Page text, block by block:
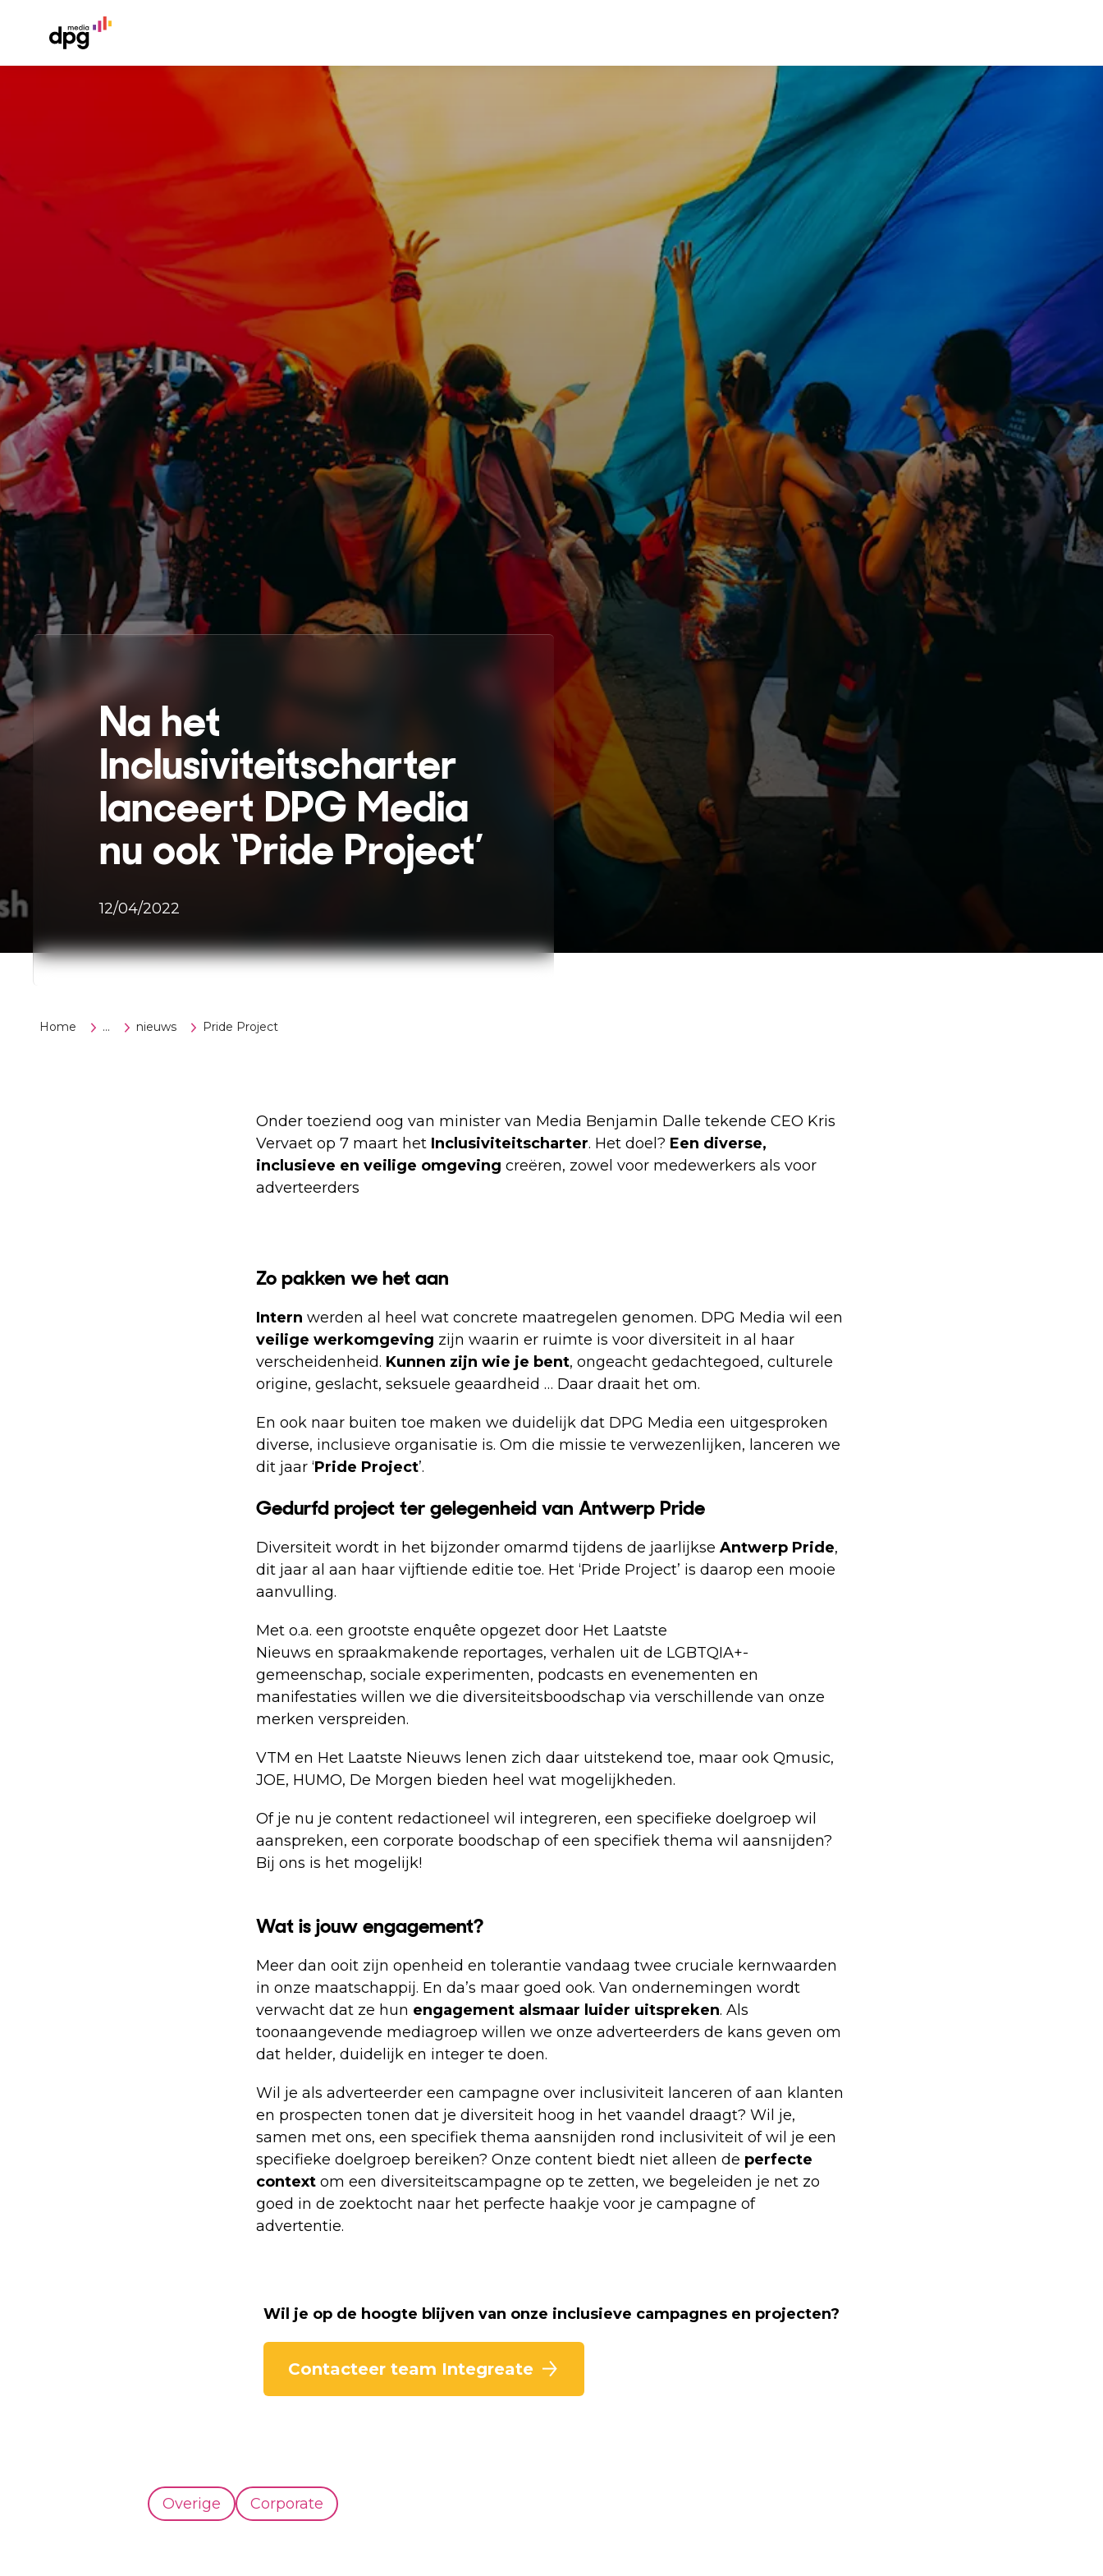
Na het
Inclusiviteitscharter
lanceert DPG Media
nu ook ‘Pride Project’
12/04/2022
Home ... nieuws Pride Project
Onder toeziend oog van minister van Media Benjamin Dalle tekende CEO Kris
Vervaet op 7 maart het Inclusiviteitscharter. Het doel? Een diverse,
inclusieve en veilige omgeving creëren, zowel voor medewerkers als voor
adverteerders
Zo pakken we het aan
Intern werden al heel wat concrete maatregelen genomen. DPG Media wil een
veilige werkomgeving zijn waarin er ruimte is voor diversiteit in al haar
verscheidenheid. Kunnen zijn wie je bent, ongeacht gedachtegoed, culturele
origine, geslacht, seksuele geaardheid … Daar draait het om.
En ook naar buiten toe maken we duidelijk dat DPG Media een uitgesproken
diverse, inclusieve organisatie is. Om die missie te verwezenlijken, lanceren we
dit jaar ‘Pride Project’.
Gedurfd project ter gelegenheid van Antwerp Pride
Diversiteit wordt in het bijzonder omarmd tijdens de jaarlijkse Antwerp Pride,
dit jaar al aan haar vijftiende editie toe. Het ‘Pride Project’ is daarop een mooie
aanvulling.
Met o.a. een grootste enquête opgezet door Het Laatste
Nieuws en spraakmakende reportages, verhalen uit de LGBTQIA+-
gemeenschap, sociale experimenten, podcasts en evenementen en
manifestaties willen we die diversiteitsboodschap via verschillende van onze
merken verspreiden.
VTM en Het Laatste Nieuws lenen zich daar uitstekend toe, maar ook Qmusic,
JOE, HUMO, De Morgen bieden heel wat mogelijkheden.
Of je nu je content redactioneel wil integreren, een specifieke doelgroep wil
aanspreken, een corporate boodschap of een specifiek thema wil aansnijden?
Bij ons is het mogelijk!
Wat is jouw engagement?
Meer dan ooit zijn openheid en tolerantie vandaag twee cruciale kernwaarden
in onze maatschappij. En da’s maar goed ook. Van ondernemingen wordt
verwacht dat ze hun engagement alsmaar luider uitspreken. Als
toonaangevende mediagroep willen we onze adverteerders de kans geven om
dat helder, duidelijk en integer te doen.
Wil je als adverteerder een campagne over inclusiviteit lanceren of aan klanten
en prospecten tonen dat je diversiteit hoog in het vaandel draagt? Wil je,
samen met ons, een specifiek thema aansnijden rond inclusiviteit of wil je een
specifieke doelgroep bereiken? Onze content biedt niet alleen de perfecte
context om een diversiteitscampagne op te zetten, we begeleiden je net zo
goed in de zoektocht naar het perfecte haakje voor je campagne of
advertentie.
Wil je op de hoogte blijven van onze inclusieve campagnes en projecten?
Contacteer team Integreate
Overige Corporate